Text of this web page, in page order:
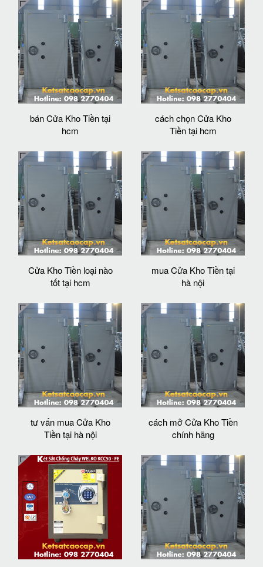
bán Cửa Kho Tiền tại
hcm
cách chọn Cửa Kho
Tiền tại hcm
Cửa Kho Tiền loại nào
tốt tại hcm
mua Cửa Kho Tiền tại
hà nội
tư vấn mua Cửa Kho
Tiền tại hà nội
cách mở Cửa Kho Tiền
chính hãng